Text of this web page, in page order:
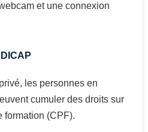
et une connexion
les personnes en
cumuler des droits sur
formation (CPF).